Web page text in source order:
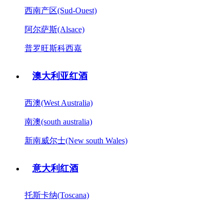
西南产区(Sud-Ouest)
阿尔萨斯(Alsace)
普罗旺斯科西嘉
澳大利亚红酒
西澳(West Australia)
南澳(south australia)
新南威尔士(New south Wales)
意大利红酒
托斯卡纳(Toscana)